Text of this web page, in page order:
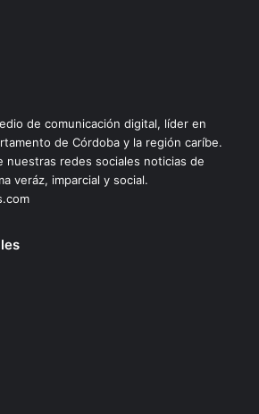
de comunicación digital, líder en
de Córdoba y la región caríbe.
nuestras redes sociales noticias de
veráz, imparcial y social.